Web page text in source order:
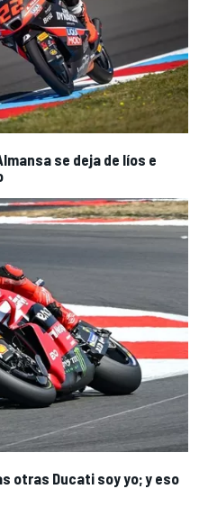
se deja de líos e
otras Ducati soy yo; y eso